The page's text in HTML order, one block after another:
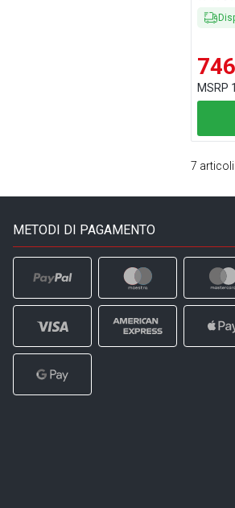
MSRP
7 articoli
METODI DI PAGAMENTO